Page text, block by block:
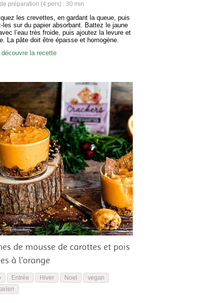
préparation (4 pers) : 30 min
les crevettes, en gardant la queue, puis
les sur du papier absorbant. Battez le jaune
l’eau très froide, puis ajoutez la levure et
La pâte doit être épaisse et homogène.
les graines de sésame grillées. Chauffez de
une poêle et lorsqu’elle est très chaude,
découvre la recette
de mousse de carottes et pois
à l’orange
Entrée Hiver Noel
vegan